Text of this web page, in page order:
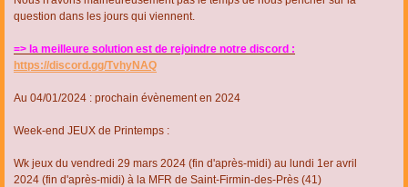
question dans les jours qui viennent.
=> la meilleure solution est de rejoindre notre discord :
https://discord.gg/TvhyNAQ
Au 04/01/2024 : prochain évènement en 2024
Week-end JEUX de Printemps :
Wk jeux du vendredi 29 mars 2024 (fin d'après-midi) au lundi 1er avril
2024 (fin d'après-midi) à la MFR de Saint-Firmin-des-Près (41)